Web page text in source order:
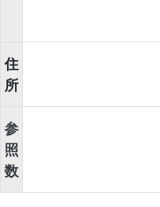
住
所
参
照
数